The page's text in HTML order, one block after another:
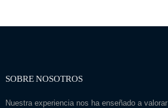
SOBRE NOSOTROS
Nuestra experiencia nos ha enseñado a